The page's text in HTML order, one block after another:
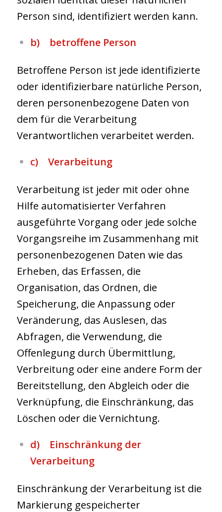
Person sind, identifiziert werden kann.
b) betroffene Person
Betroffene Person ist jede identifizierte
oder identifizierbare natürliche Person,
deren personenbezogene Daten von
dem für die Verarbeitung
Verantwortlichen verarbeitet werden.
c) Verarbeitung
Verarbeitung ist jeder mit oder ohne
Hilfe automatisierter Verfahren
ausgeführte Vorgang oder jede solche
Vorgangsreihe im Zusammenhang mit
personenbezogenen Daten wie das
Erheben, das Erfassen, die
Organisation, das Ordnen, die
Speicherung, die Anpassung oder
Veränderung, das Auslesen, das
Abfragen, die Verwendung, die
Offenlegung durch Übermittlung,
Verbreitung oder eine andere Form der
Bereitstellung, den Abgleich oder die
Verknüpfung, die Einschränkung, das
Löschen oder die Vernichtung.
d) Einschränkung der
Verarbeitung
Einschränkung der Verarbeitung ist die
Markierung gespeicherter